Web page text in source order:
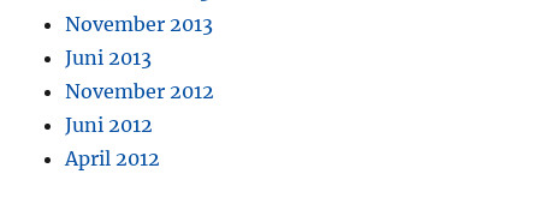
November 2013
Juni 2013
November 2012
Juni 2012
April 2012